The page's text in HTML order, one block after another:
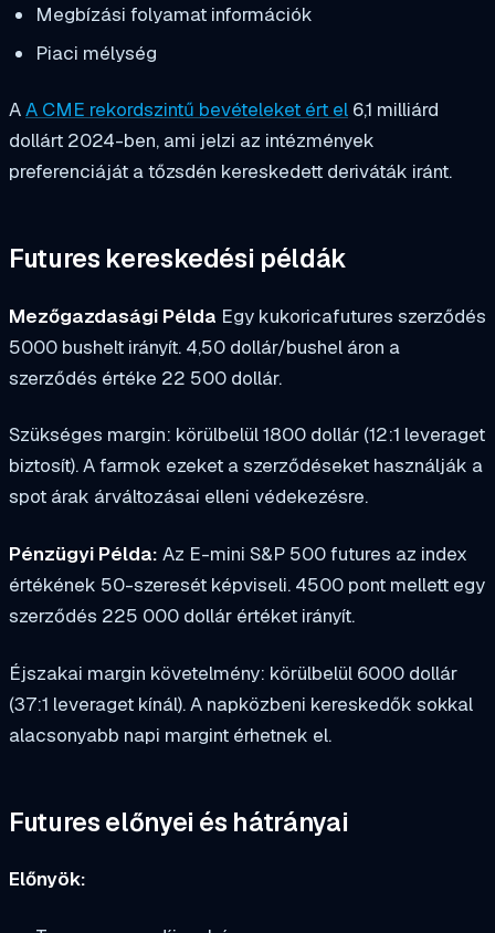
Megbízási folyamat információk
Piaci mélység
AA CME rekordszintű bevételeket ért el 6,1 milliárd
dollárt 2024-ben, ami jelzi az intézmények
preferenciáját a tőzsdén kereskedett deriváták iránt.
Futures kereskedési példák
Mezőgazdasági Példa Egy kukoricafutures szerződés
5000 bushelt irányít. 4,50 dollár/bushel áron a
szerződés értéke 22 500 dollár.
Szükséges margin: körülbelül 1800 dollár (12:1 leveraget
biztosít). A farmok ezeket a szerződéseket használják a
spot árak árváltozásai elleni védekezésre.
Pénzügyi Példa: Az E-mini S&P 500 futures az index
értékének 50-szeresét képviseli. 4500 pont mellett egy
szerződés 225 000 dollár értéket irányít.
Éjszakai margin követelmény: körülbelül 6000 dollár
(37:1 leveraget kínál). A napközbeni kereskedők sokkal
alacsonyabb napi margint érhetnek el.
Futures előnyei és hátrányai
Előnyök: